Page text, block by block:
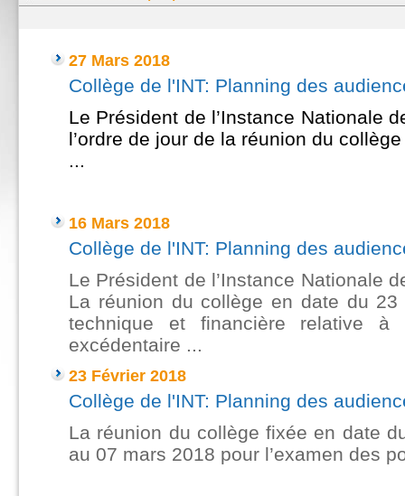
27 Mars 2018
Collège de l'INT: Planning des
Le Président de l’Instance Nationale
l’ordre de jour de la réunion du
...
16 Mars 2018
Collège de l'INT: Planning des
Le Président de l’Instance Nationale
La réunion du collège en date du
technique et financière relative
excédentaire ...
23 Février 2018
Collège de l'INT: Planning des
La réunion du collège fixée en date
au 07 mars 2018 pour